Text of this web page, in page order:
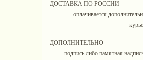
ДОСТАВКА ПО РОССИИ
оплачивается
ДОПОЛНИТЕЛЬНО
подпись либо памятная